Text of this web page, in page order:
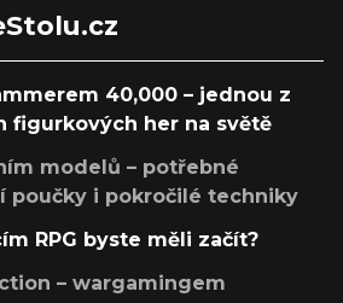
40,000 – jednou z
figurkových her na světě
modelů – potřebné
poučky i pokročilé techniky
RPG byste měli začít?
– wargamingem